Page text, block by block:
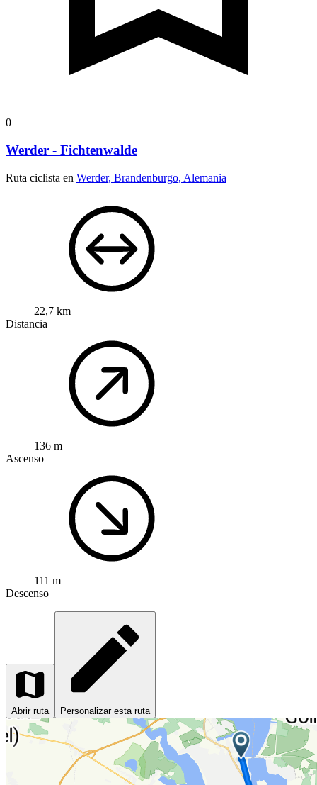
0
Werder - Fichtenwalde
Ruta ciclista en Werder, Brandenburgo, Alemania
22,7 km
Distancia
136 m
Ascenso
111 m
Descenso
Abrir ruta Personalizar esta ruta